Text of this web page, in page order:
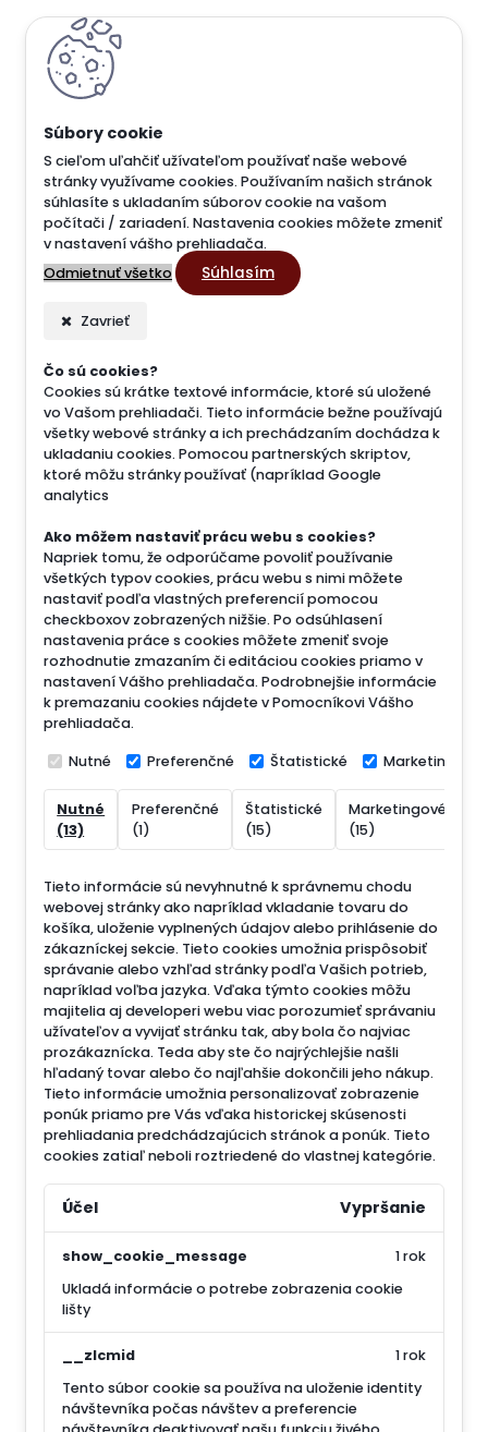
S cieľom uľahčiť užívateľom používať naše webové
stránky využívame cookies. Používaním našich stránok
súhlasíte s ukladaním súborov cookie na vašom
počítači / zariadení. Nastavenia cookies môžete zmeniť
v nastavení vášho prehliadača.
Odmietnuť všetko
Súhlasím
Zavrieť
Čo sú cookies?
Cookies sú krátke textové informácie, ktoré sú uložené
vo Vašom prehliadači. Tieto informácie bežne používajú
všetky webové stránky a ich prechádzaním dochádza k
ukladaniu cookies. Pomocou partnerských skriptov,
ktoré môžu stránky používať (napríklad Google
analytics
Ako môžem nastaviť prácu webu s cookies?
Napriek tomu, že odporúčame povoliť používanie
všetkých typov cookies, prácu webu s nimi môžete
nastaviť podľa vlastných preferencií pomocou
checkboxov zobrazených nižšie. Po odsúhlasení
nastavenia práce s cookies môžete zmeniť svoje
rozhodnutie zmazaním či editáciou cookies priamo v
nastavení Vášho prehliadača. Podrobnejšie informácie
k premazaniu cookies nájdete v Pomocníkovi Vášho
prehliadača.
Nutné Preferenčné Štatistické Marketingové
Nutné
(13)
Preferenčné
(1)
Štatistické
(15)
Marketingové
(15)
Tieto informácie sú nevyhnutné k správnemu chodu
webovej stránky ako napríklad vkladanie tovaru do
košíka, uloženie vyplnených údajov alebo prihlásenie do
zákazníckej sekcie. Tieto cookies umožnia prispôsobiť
správanie alebo vzhľad stránky podľa Vašich potrieb,
napríklad voľba jazyka. Vďaka týmto cookies môžu
majitelia aj developeri webu viac porozumieť správaniu
užívateľov a vyvijať stránku tak, aby bola čo najviac
prozákaznícka. Teda aby ste čo najrýchlejšie našli
hľadaný tovar alebo čo najľahšie dokončili jeho nákup.
Tieto informácie umožnia personalizovať zobrazenie
ponúk priamo pre Vás vďaka historickej skúsenosti
prehliadania predchádzajúcich stránok a ponúk. Tieto
cookies zatiaľ neboli roztriedené do vlastnej kategórie.
Účel Vypršanie
show_cookie_message
Ukladá informácie o potrebe zobrazenia cookie
lišty
1 rok
__zlcmid
Tento súbor cookie sa používa na uloženie identity
návštevníka počas návštev a preferencie
1 rok